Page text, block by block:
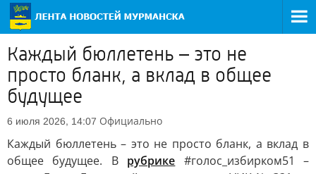
Каждый бюллетень – это не
просто бланк, а вклад в общее
будущее
6 июля 2026, 14:07 Официально
Каждый бюллетень – это не просто бланк, а вклад в
общее будущее. В рубрике #голос_избирком51 –